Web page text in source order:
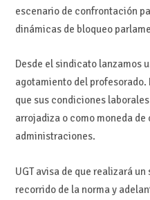
escenario de confrontación
dinámicas de bloqueo
Desde el sindicato lanzamos
agotamiento del profesorado.
que sus condiciones
arrojadiza o como moneda
administraciones.
UGT avisa de que realizará
recorrido de la norma y